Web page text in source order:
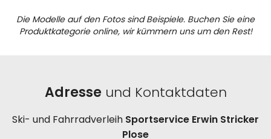
Die Modelle auf den Fotos sind Beispiele. Buchen Sie eine
Produktkategorie online, wir kümmern uns um den Rest!
Adresse und Kontaktdaten
Ski- und Fahrradverleih Sportservice Erwin Stricker
Plose